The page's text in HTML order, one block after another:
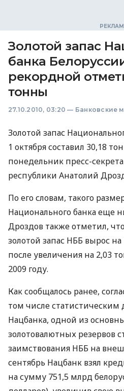
Золотой запас
банка
рекордной
тонны
27.10.2010, 03:20 — Банковские
Золотой запас
1 октября составил 30,18
понедельник пресс-
республики Анатолий
По его словам, такого
Национального банка еще
Дроздов также отметил,
золотой запас НББ вырос
после увеличения на 2,03
2009 году.
Как сообщалось ранее,
том числе статистическим
Нацбанка, одной из
золотовалютных резервов
заимствования НББ на
сентябрь Нацбанк взял
на сумму 751,5 млрд